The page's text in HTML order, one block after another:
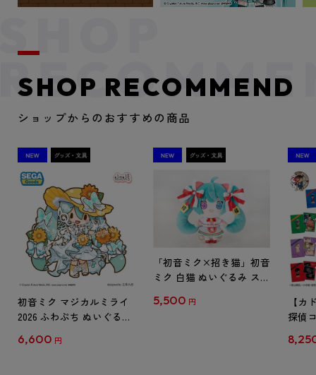
SHOP RECOMMEND
ショップからのおすすめの商品
初音ミク マジカルミライ
2026 ふわぷち ぬいぐるみ
6,600 円
「初音ミク×招き猫」初音
ミク 白猫 ぬいぐるみ スタ
5,500 円
【カ
探偵
クリ